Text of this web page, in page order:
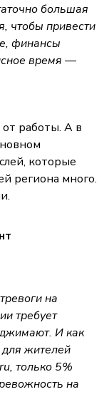
большая
чтобы привести
финансы
время —
от работы. А в
которые
региона много.
на
требует
И как
для жителей
только 5%
на